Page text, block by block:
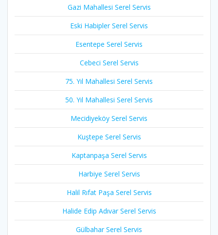
Gazi Mahallesi Serel Servis
Eski Habipler Serel Servis
Esentepe Serel Servis
Cebeci Serel Servis
75. Yıl Mahallesi Serel Servis
50. Yıl Mahallesi Serel Servis
Mecidiyeköy Serel Servis
Kuştepe Serel Servis
Kaptanpaşa Serel Servis
Harbiye Serel Servis
Halil Rıfat Paşa Serel Servis
Halide Edip Adıvar Serel Servis
Gülbahar Serel Servis